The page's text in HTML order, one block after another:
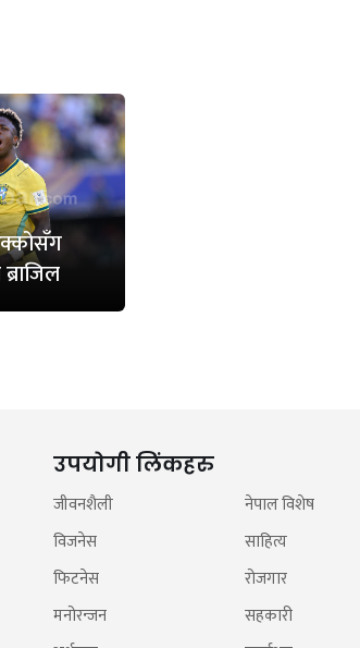
उपयोगी लिंकहरु
जीवनशैली
नेपाल विशेष
विजनेस
साहित्य
फिटनेस
रोजगार
मनोरन्जन
सहकारी